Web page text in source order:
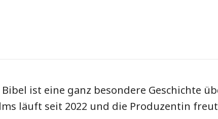
ist eine ganz besondere Geschichte
läuft seit 2022 und die Produzentin